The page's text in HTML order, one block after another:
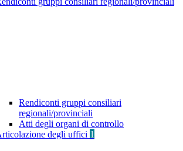
Rendiconti gruppi consiliari
regionali/provinciali
Atti degli organi di controllo
degli uffici 1